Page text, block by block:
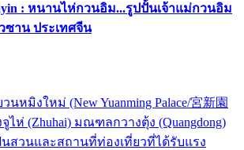
: หนานไห่กวนอิม...รูปปั้นเจ้าแม่กวนอิม
ซาน ประเทศจีน
นหมิงใหม่ (New Yuanming Palace/宮新園
ไห่ (Zhuhai) มณฑลกวางตุ้ง (Quangdong)
นสวนและสถานที่ท่องเที่ยวที่ได้รับแรง